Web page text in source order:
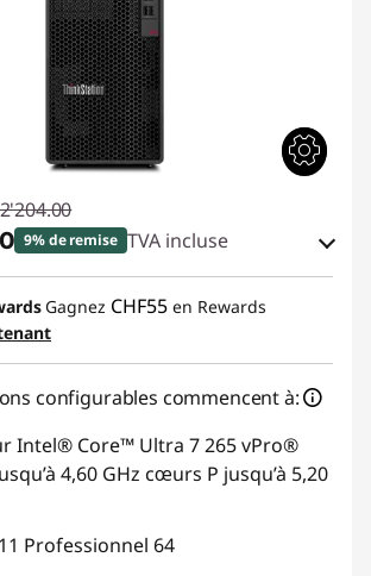
9% de remise TVA incluse
en ligne :-CHF 216.90
:
Gagnez CHF55 en Rewards
configurables commencent à:
Intel® Core™ Ultra 7 265 vPro®
4,60 GHz cœurs P jusqu’à 5,20
Professionnel 64